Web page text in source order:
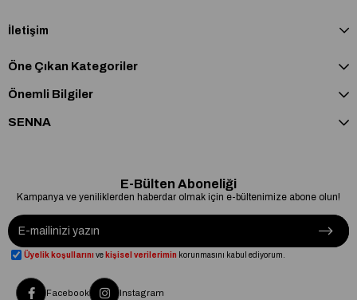
İletişim
Öne Çıkan Kategoriler
Önemli Bilgiler
SENNA
E-Bülten Aboneliği
Kampanya ve yeniliklerden haberdar olmak için e-bültenimize abone olun!
Üyelik koşullarını ve kişisel verilerimin korunmasını kabul ediyorum.
Facebook Instagram